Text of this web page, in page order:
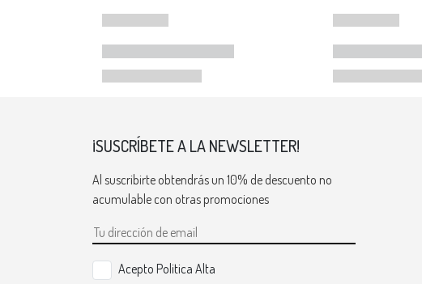
¡SUSCRÍBETE A LA NEWSLETTER!
Al suscribirte obtendrás un 10% de descuento no
acumulable con otras promociones
Acepto Politica Alta